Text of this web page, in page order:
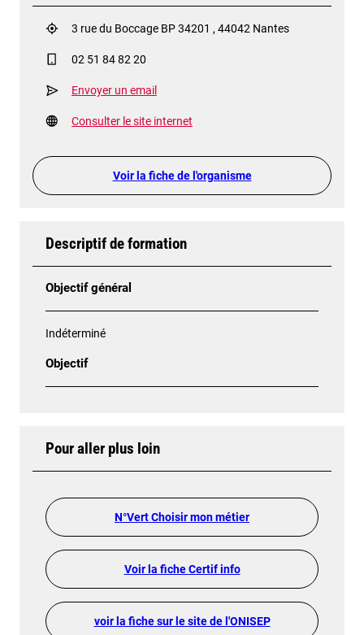
3 rue du Boccage BP 34201 , 44042 Nantes
02 51 84 82 20
Envoyer un email
Consulter le site internet
Voir la fiche de l'organisme
Descriptif de formation
Objectif général
Indéterminé
Objectif
Pour aller plus loin
N°Vert Choisir mon métier
Voir la fiche Certif info
voir la fiche sur le site de l'ONISEP